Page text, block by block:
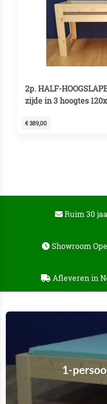
2p. HALF-
zijde in 3 hoogtes
€ 389,00
Ruim 30
Showroom
Afleveren in
1-